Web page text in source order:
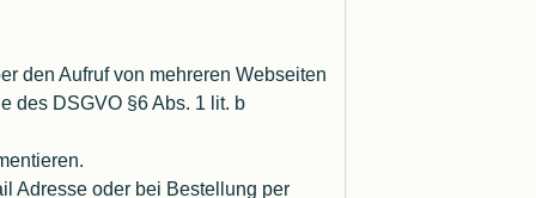
den Aufruf von mehreren Webseiten
des DSGVO §6 Abs. 1 lit. b
Adresse oder bei Bestellung per